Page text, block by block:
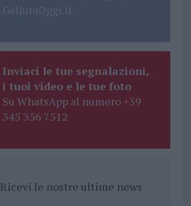
GalluraOggi.it
Inviaci le tue segnalazioni,
i tuoi video e le tue foto
Su WhatsApp al numero +39
345 356 7512
Ricevi le nostre ultime news